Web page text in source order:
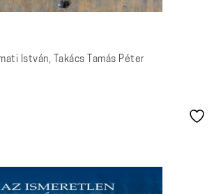
István, Takács Tamás Péter